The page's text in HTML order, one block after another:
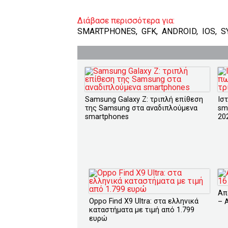
Διάβασε περισσότερα για:
SMARTPHONES, GFK, ANDROID, IOS,
Samsung Galaxy Z: τριπλή επίθεση
της Samsung στα αναδιπλούμενα
smartphones
Oppo Find X9 Ultra: στα ελληνικά
καταστήματα με τιμή από 1.799
ευρώ
–